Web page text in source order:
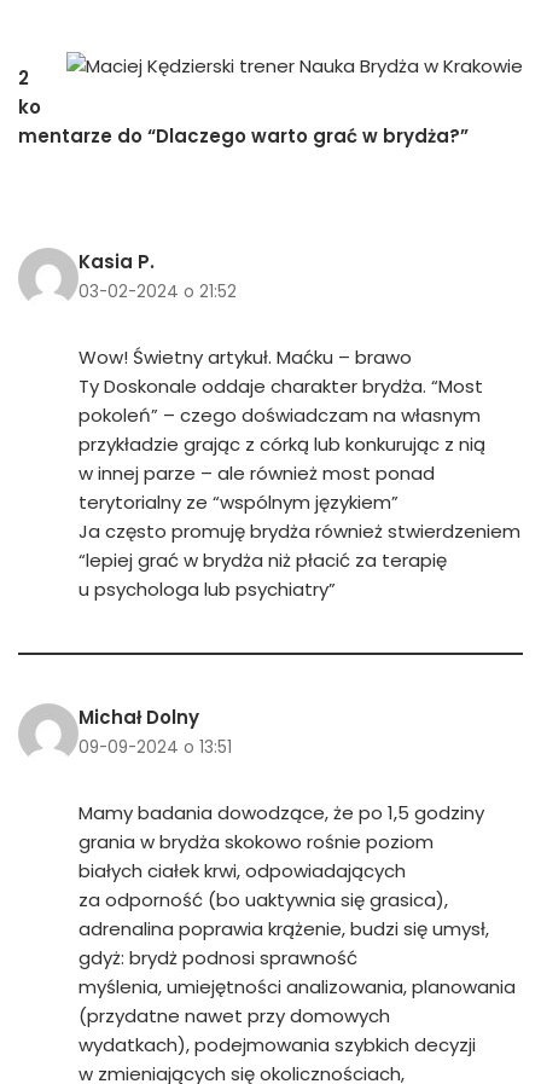
2
ko
mentarze do “Dlaczego warto grać w brydża?”
Kasia P.
03-02-2024 o 21:52
Wow! Świetny artykuł. Maćku – brawo
Ty Doskonale oddaje charakter brydża. “Most
pokoleń” – czego doświadczam na własnym
przykładzie grając z córką lub konkurując z nią
w innej parze – ale również most ponad
terytorialny ze “wspólnym językiem”
Ja często promuję brydża również stwierdzeniem
“lepiej grać w brydża niż płacić za terapię
u psychologa lub psychiatry”
Michał Dolny
09-09-2024 o 13:51
Mamy badania dowodzące, że po 1,5 godziny
grania w brydża skokowo rośnie poziom
białych ciałek krwi, odpowiadających
za odporność (bo uaktywnia się grasica),
adrenalina poprawia krążenie, budzi się umysł,
gdyż: brydż podnosi sprawność
myślenia, umiejętności analizowania, planowania
(przydatne nawet przy domowych
wydatkach), podejmowania szybkich decyzji
w zmieniających się okolicznościach,